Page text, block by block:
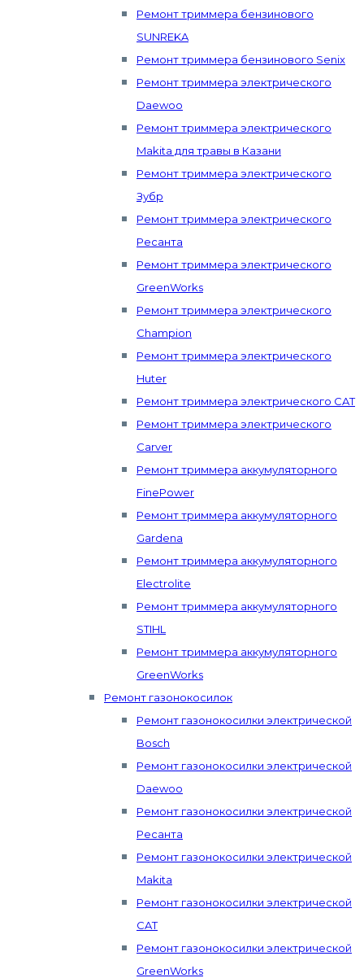
Ремонт триммера бензинового
SUNREKA
Ремонт триммера бензинового Senix
Ремонт триммера электрического
Daewoo
Ремонт триммера электрического
Makita для травы в Казани
Ремонт триммера электрического
Зубр
Ремонт триммера электрического
Ресанта
Ремонт триммера электрического
GreenWorks
Ремонт триммера электрического
Champion
Ремонт триммера электрического
Huter
Ремонт триммера электрического CAT
Ремонт триммера электрического
Carver
Ремонт триммера аккумуляторного
FinePower
Ремонт триммера аккумуляторного
Gardena
Ремонт триммера аккумуляторного
Electrolite
Ремонт триммера аккумуляторного
STIHL
Ремонт триммера аккумуляторного
GreenWorks
Ремонт газонокосилок
Ремонт газонокосилки электрической
Bosch
Ремонт газонокосилки электрической
Daewoo
Ремонт газонокосилки электрической
Ресанта
Ремонт газонокосилки электрической
Makita
Ремонт газонокосилки электрической
CAT
Ремонт газонокосилки электрической
GreenWorks